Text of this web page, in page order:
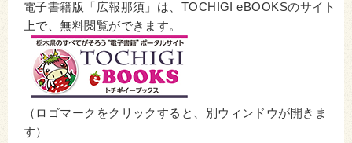
電子書籍版「広報那須」は、TOCHIGI eBOOKSのサイト
上で、無料閲覧ができます。
（ロゴマークをクリックすると、別ウィンドウが開きま
す）